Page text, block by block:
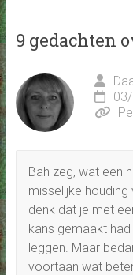
9 gedachten
Bah zeg, wat een
misselijke
denk dat je met
kans gemaakt
leggen. Maar
voortaan wat